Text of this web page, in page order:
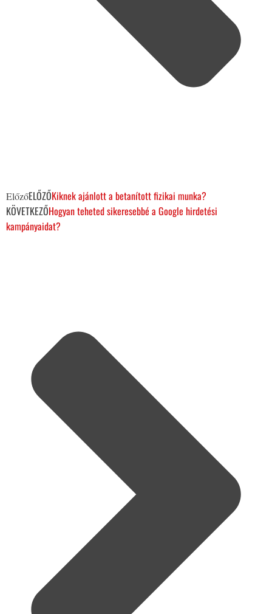
ElőzőELŐZŐKiknek ajánlott a betanított fizikai munka?
KÖVETKEZŐHogyan teheted sikeresebbé a Google hirdetési
kampányaidat?